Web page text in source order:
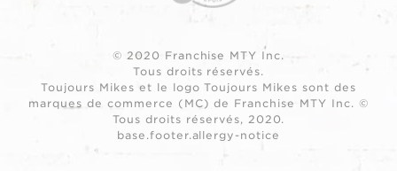
© 2020 Franchise MTY Inc.
Tous droits réservés.
Toujours Mikes et le logo Toujours Mikes sont des
marques de commerce (MC) de Franchise MTY Inc. ©
Tous droits réservés, 2020.
base.footer.allergy-notice